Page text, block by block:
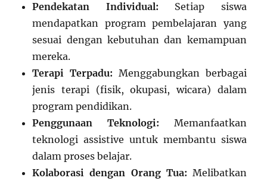
Pendekatan Individual: Setiap siswa
mendapatkan program pembelajaran yang
sesuai dengan kebutuhan dan kemampuan
mereka.
Terapi Terpadu: Menggabungkan berbagai
jenis terapi (fisik, okupasi, wicara) dalam
program pendidikan.
Penggunaan Teknologi: Memanfaatkan
teknologi assistive untuk membantu siswa
dalam proses belajar.
Kolaborasi dengan Orang Tua: Melibatkan